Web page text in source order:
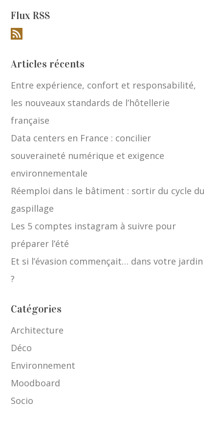
Flux RSS
Articles récents
Entre expérience, confort et responsabilité,
les nouveaux standards de l’hôtellerie
française
Data centers en France : concilier
souveraineté numérique et exigence
environnementale
Réemploi dans le bâtiment : sortir du cycle du
gaspillage
Les 5 comptes instagram à suivre pour
préparer l’été
Et si l’évasion commençait… dans votre jardin
?
Catégories
Architecture
Déco
Environnement
Moodboard
Socio